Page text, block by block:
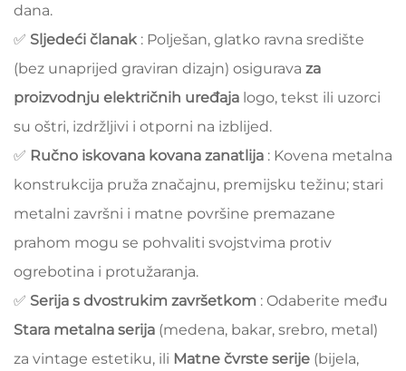
dana.
✅ Sljedeći članak : Polješan, glatko ravna središte
(bez unaprijed graviran dizajn) osigurava za
proizvodnju električnih uređaja logo, tekst ili uzorci
su oštri, izdržljivi i otporni na izblijed.
✅ Ručno iskovana kovana zanatlija : Kovena metalna
konstrukcija pruža značajnu, premijsku težinu; stari
metalni završni i matne površine premazane
prahom mogu se pohvaliti svojstvima protiv
ogrebotina i protužaranja.
✅ Serija s dvostrukim završetkom : Odaberite među
Stara metalna serija (medena, bakar, srebro, metal)
za vintage estetiku, ili Matne čvrste serije (bijela,